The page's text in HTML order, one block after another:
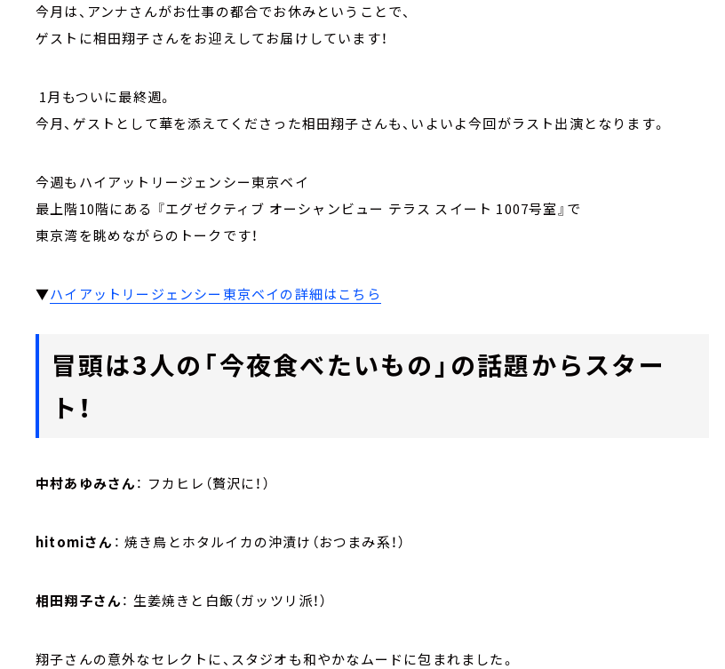
今月は、アンナさんがお仕事の都合でお休みということで、
ゲストに相田翔子さんをお迎えしてお届けしています！
1月もついに最終週。
今月、ゲストとして華を添えてくださった相田翔子さんも、いよいよ今回がラスト出演となります。
今週もハイアットリージェンシー東京ベイ
最上階10階にある 『エグゼクティブ オーシャンビュー テラス スイート 1007号室』で
東京湾を眺めながらのトークです！
▼ハイアットリージェンシー東京ベイの詳細はこちら
冒頭は3人の「今夜食べたいもの」の話題からスター
ト！
中村あゆみさん： フカヒレ（贅沢に！）
hitomiさん ： 焼き鳥とホタルイカの沖漬け（おつまみ系！）
相田翔子さん： 生姜焼きと白飯（ガッツリ派！）
翔子さんの意外なセレクトに、スタジオも和やかなムードに包まれました。